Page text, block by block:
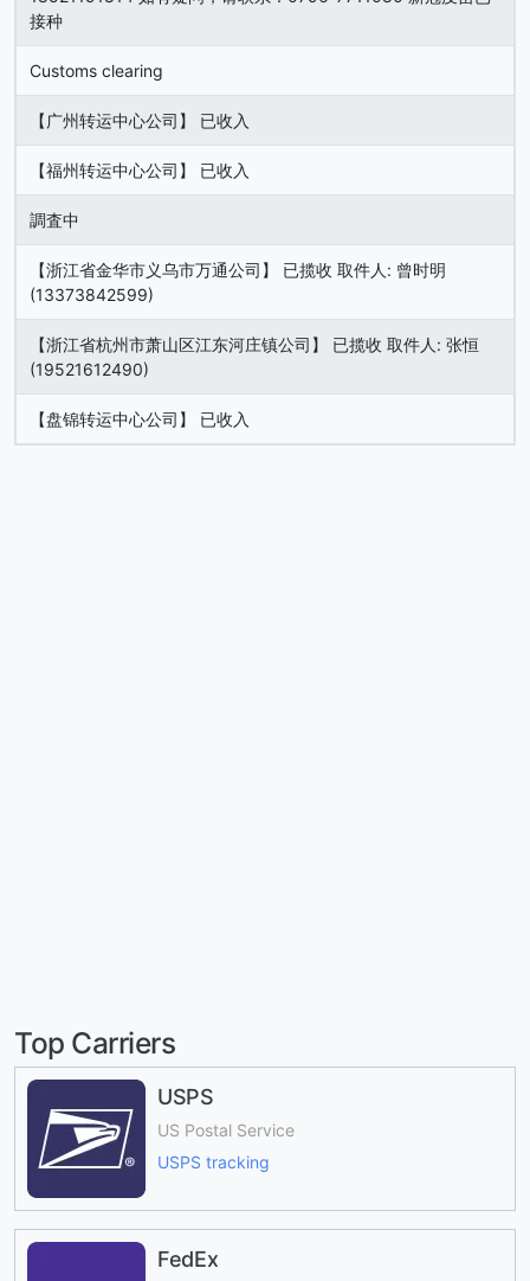
接种
Customs clearing
【广州转运中心公司】 已收入
【福州转运中心公司】 已收入
調査中
【浙江省金华市义乌市万通公司】 已揽收 取件人: 曾时明
(13373842599)
【浙江省杭州市萧山区江东河庄镇公司】 已揽收 取件人: 张恒
(19521612490)
【盘锦转运中心公司】 已收入
Top Carriers
USPS
US Postal Service
USPS tracking
FedEx